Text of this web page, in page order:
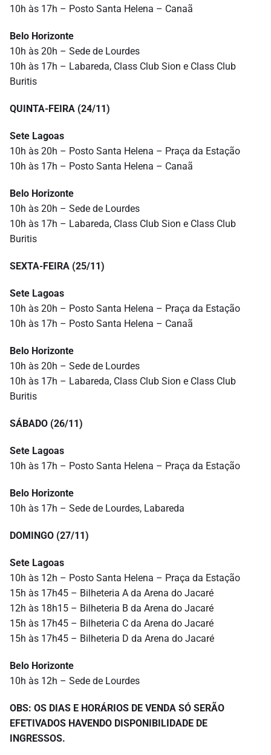
10h às 17h – Posto Santa Helena – Canaã
Belo Horizonte
10h às 20h – Sede de Lourdes
10h às 17h – Labareda, Class Club Sion e Class Club
Buritis
QUINTA-FEIRA (24/11)
Sete Lagoas
10h às 20h – Posto Santa Helena – Praça da Estação
10h às 17h – Posto Santa Helena – Canaã
Belo Horizonte
10h às 20h – Sede de Lourdes
10h às 17h – Labareda, Class Club Sion e Class Club
Buritis
SEXTA-FEIRA (25/11)
Sete Lagoas
10h às 20h – Posto Santa Helena – Praça da Estação
10h às 17h – Posto Santa Helena – Canaã
Belo Horizonte
10h às 20h – Sede de Lourdes
10h às 17h – Labareda, Class Club Sion e Class Club
Buritis
SÁBADO (26/11)
Sete Lagoas
10h às 17h – Posto Santa Helena – Praça da Estação
Belo Horizonte
10h às 17h – Sede de Lourdes, Labareda
DOMINGO (27/11)
Sete Lagoas
10h às 12h – Posto Santa Helena – Praça da Estação
15h às 17h45 – Bilheteria A da Arena do Jacaré
12h às 18h15 – Bilheteria B da Arena do Jacaré
15h às 17h45 – Bilheteria C da Arena do Jacaré
15h às 17h45 – Bilheteria D da Arena do Jacaré
Belo Horizonte
10h às 12h – Sede de Lourdes
OBS: OS DIAS E HORÁRIOS DE VENDA SÓ SERÃO
EFETIVADOS HAVENDO DISPONIBILIDADE DE
INGRESSOS.